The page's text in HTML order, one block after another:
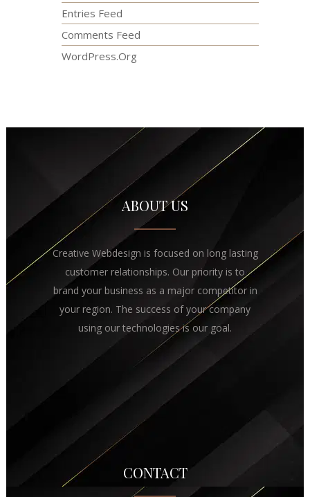
Entries Feed
Comments Feed
WordPress.org
ABOUT US
Creative Webdesign is focused on long lasting
customer relationships. Our priority is to
brand your business as a major competitor in
your region. The success of your company
using our technologies is our goal.
CONTACT